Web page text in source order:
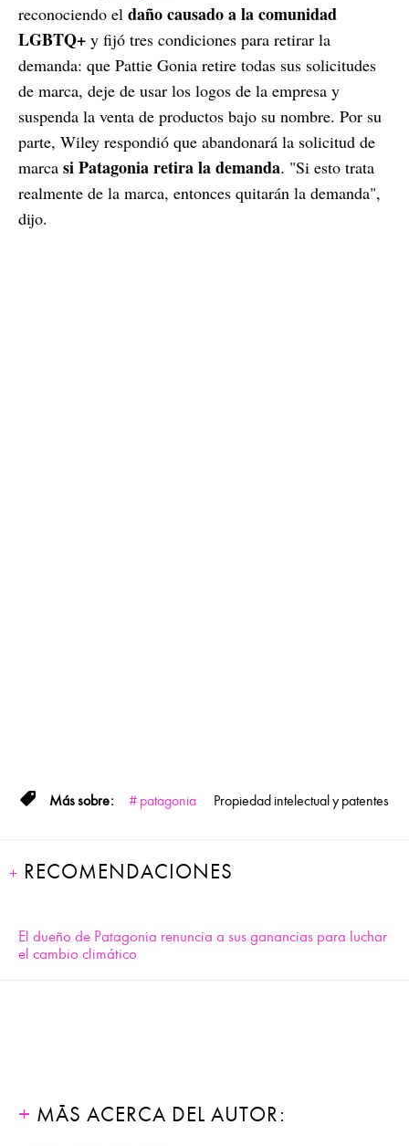
reconociendo el daño causado a la comunidad
LGBTQ+ y fijó tres condiciones para retirar la
demanda: que Pattie Gonia retire todas sus solicitudes
de marca, deje de usar los logos de la empresa y
suspenda la venta de productos bajo su nombre. Por su
parte, Wiley respondió que abandonará la solicitud de
marca si Patagonia retira la demanda. "Si esto trata
realmente de la marca, entonces quitarán la demanda",
dijo.
patagonia Propiedad intelectual y patentes
RECOMENDACIONES
El dueño de Patagonia renuncia a sus ganancias para luchar
el cambio climático
MÁS ACERCA DEL AUTOR: